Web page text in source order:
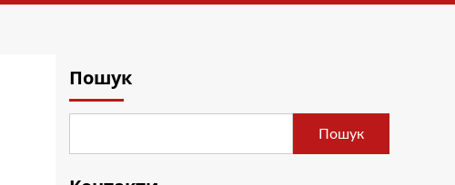
Пошук
Пошук